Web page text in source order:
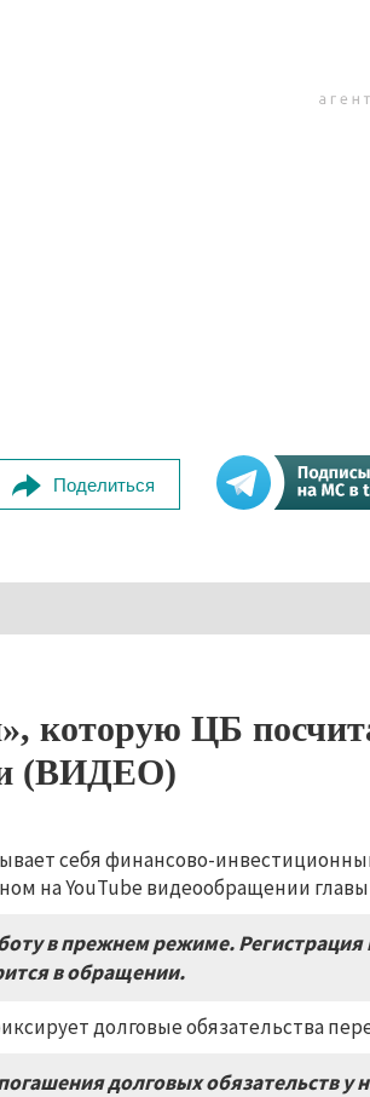
Поделиться
которую ЦБ
(ВИДЕО)
себя финансово-
на YouTube видеообращении
в прежнем режиме. Регистрация
в обращении.
долговые обязательства
долговых обязательств у